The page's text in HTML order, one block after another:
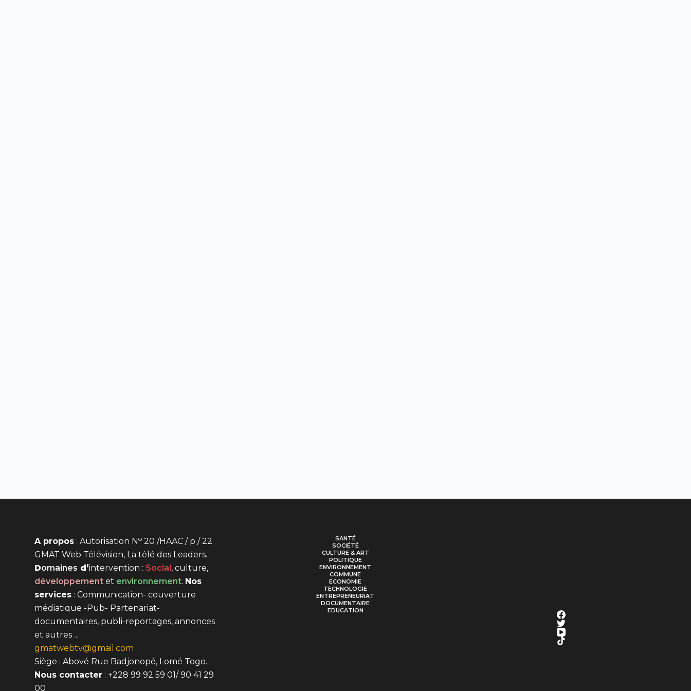
A propos : Autorisation No 20 /HAAC / p / 22
GMAT Web Télévision, La télé des Leaders.
Domaines d’intervention : Social, culture,
développement et environnement. Nos
services : Communication- couverture
médiatique -Pub- Partenariat-
documentaires, publi-reportages, annonces
et autres ...
gmatwebtv@gmail.com
Siège : Abové Rue Badjonopé, Lomé Togo.
Nous contacter : +228 99 92 59 01/ 90 41 29
00
SANTÉ
SOCIÉTÉ
CULTURE & ART
POLITIQUE
ENVIRONNEMENT
COMMUNE
ECONOMIE
TECHNOLOGIE
ENTREPRENEURIAT
DOCUMENTAIRE
EDUCATION